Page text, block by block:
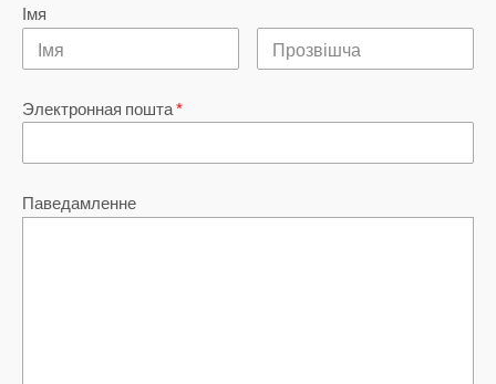
Імя
Электронная пошта*
Паведамленне